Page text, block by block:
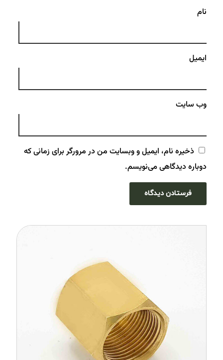
نام
ایمیل
وب‌ سایت
ذخیره نام، ایمیل و وبسایت من در مرورگر برای زمانی که
دوباره دیدگاهی می‌نویسم.